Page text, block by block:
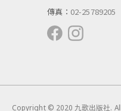
傳真： 02-25789205
Copyright © 2020 九歌出版社.